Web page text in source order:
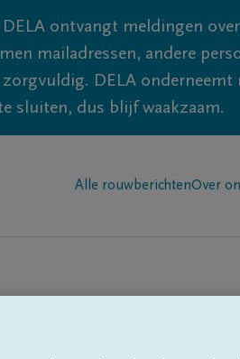
DELA ontvangt meldingen
mailadressen, andere
DELA
sluiten, dus blijf waakzaam.
Alle rouwberichtenOver